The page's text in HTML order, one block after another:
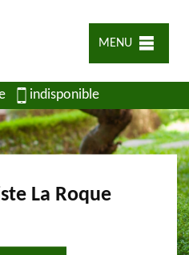
MENU
indisponible
La Roque